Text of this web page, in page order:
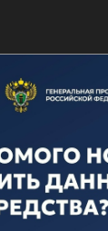
истории
и